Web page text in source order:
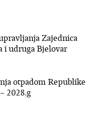
Zajednica
i udruga Bjelovar
otpadom Republike
2028.g